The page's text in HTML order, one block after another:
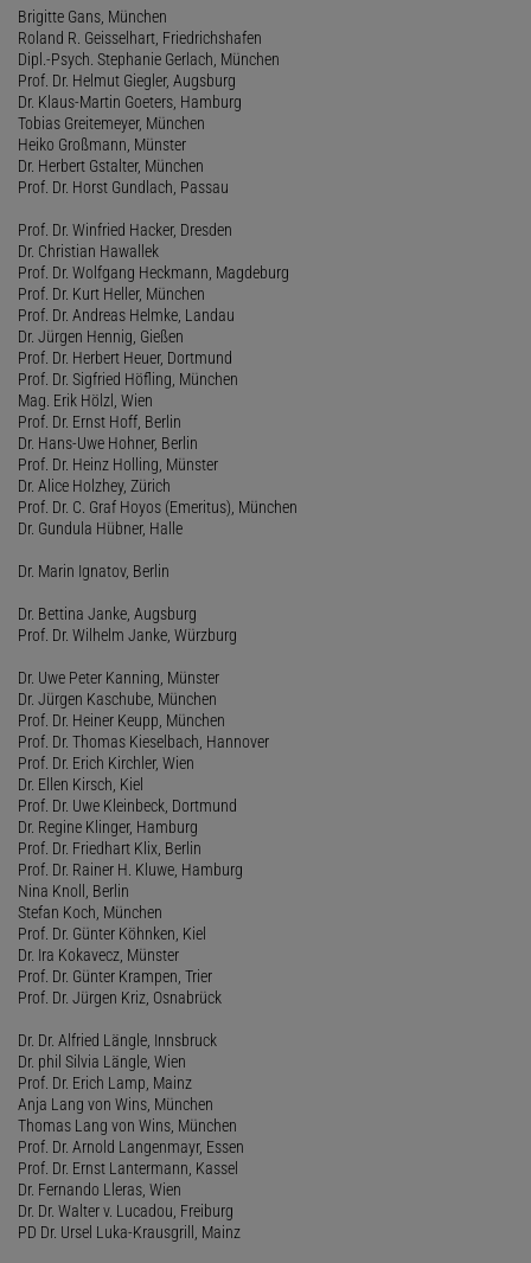
Brigitte Gans, München
Roland R. Geisselhart, Friedrichshafen
Dipl.-Psych. Stephanie Gerlach, München
Prof. Dr. Helmut Giegler, Augsburg
Dr. Klaus-Martin Goeters, Hamburg
Tobias Greitemeyer, München
Heiko Großmann, Münster
Dr. Herbert Gstalter, München
Prof. Dr. Horst Gundlach, Passau
Prof. Dr. Winfried Hacker, Dresden
Dr. Christian Hawallek
Prof. Dr. Wolfgang Heckmann, Magdeburg
Prof. Dr. Kurt Heller, München
Prof. Dr. Andreas Helmke, Landau
Dr. Jürgen Hennig, Gießen
Prof. Dr. Herbert Heuer, Dortmund
Prof. Dr. Sigfried Höfling, München
Mag. Erik Hölzl, Wien
Prof. Dr. Ernst Hoff, Berlin
Dr. Hans-Uwe Hohner, Berlin
Prof. Dr. Heinz Holling, Münster
Dr. Alice Holzhey, Zürich
Prof. Dr. C. Graf Hoyos (Emeritus), München
Dr. Gundula Hübner, Halle
Dr. Marin Ignatov, Berlin
Dr. Bettina Janke, Augsburg
Prof. Dr. Wilhelm Janke, Würzburg
Dr. Uwe Peter Kanning, Münster
Dr. Jürgen Kaschube, München
Prof. Dr. Heiner Keupp, München
Prof. Dr. Thomas Kieselbach, Hannover
Prof. Dr. Erich Kirchler, Wien
Dr. Ellen Kirsch, Kiel
Prof. Dr. Uwe Kleinbeck, Dortmund
Dr. Regine Klinger, Hamburg
Prof. Dr. Friedhart Klix, Berlin
Prof. Dr. Rainer H. Kluwe, Hamburg
Nina Knoll, Berlin
Stefan Koch, München
Prof. Dr. Günter Köhnken, Kiel
Dr. Ira Kokavecz, Münster
Prof. Dr. Günter Krampen, Trier
Prof. Dr. Jürgen Kriz, Osnabrück
Dr. Dr. Alfried Längle, Innsbruck
Dr. phil Silvia Längle, Wien
Prof. Dr. Erich Lamp, Mainz
Anja Lang von Wins, München
Thomas Lang von Wins, München
Prof. Dr. Arnold Langenmayr, Essen
Prof. Dr. Ernst Lantermann, Kassel
Dr. Fernando Lleras, Wien
Dr. Dr. Walter v. Lucadou, Freiburg
PD Dr. Ursel Luka-Krausgrill, Mainz